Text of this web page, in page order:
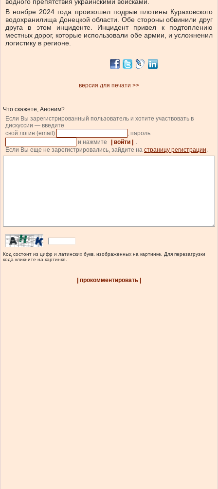
водного препятствия украинскими войсками.
В ноябре 2024 года произошел подрыв плотины Кураховского
водохранилища Донецкой области. Обе стороны обвинили друг
друга в этом инциденте. Инцидент привел к подтоплению
местных дорог, которые использовали обе армии, и усложненил
логистику в регионе.
версия для печати >>
Что скажете, Аноним?
Если Вы зарегистрированный пользователь и хотите участвовать в
дискуссии — введите
свой логин (email)
, пароль
и нажмите
| войти |
.
Если Вы еще не зарегистрировались, зайдите на страницу регистрации.
Код состоит из цифр и латинских букв, изображенных на картинке. Для перезагрузки
кода кликните на картинке.
| прокомментировать |